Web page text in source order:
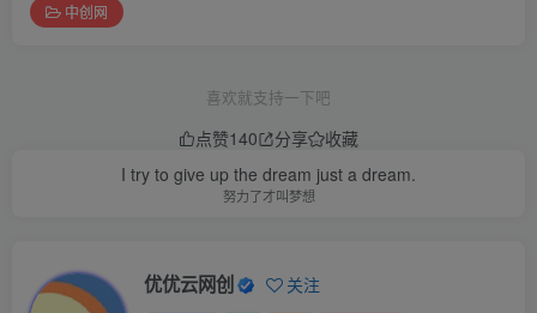
中创网
喜欢就支持一下吧
点赞140 分享
收藏
I try to give up the dream just a dream.
努力了才叫梦想
优优云网创 关注